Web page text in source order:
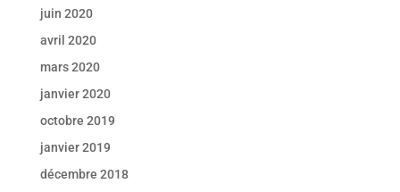
juin 2020
avril 2020
mars 2020
janvier 2020
octobre 2019
janvier 2019
décembre 2018